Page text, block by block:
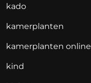
kado
kamerplanten
kamerplanten online
kind